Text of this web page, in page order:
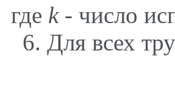
где k - число
6. Для всех